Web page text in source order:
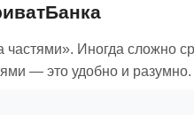
Иногда сложно
— это удобно и разумно.